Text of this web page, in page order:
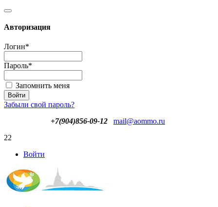
Авторизация
Логин*
Пароль*
Запомнить меня
Забыли свой пароль?
+7(904)856-09-12
mail@aommo.ru
22
Войти